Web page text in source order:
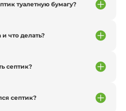
туалетную бумагу?
что делать?
септик?
септик?